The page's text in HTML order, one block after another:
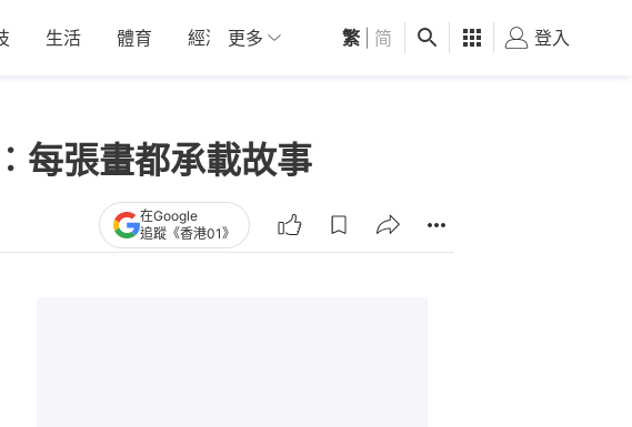
生活 體育 經濟 01深圳 觀點 健康 好食玩飛
更多 繁 简 登入
每張畫都承載故事
在Google
追蹤《香港01》